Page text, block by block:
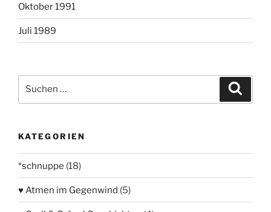
Oktober 1991
Juli 1989
nach:
KATEGORIEN
*schnuppe (18)
♥ Atmen im Gegenwind (5)